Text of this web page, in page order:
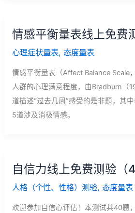
情感平衡量表线上免费
心理症状量表, 态度量表
情感平衡量表（Affect Balance Scale
人群的心理满意程度，由Bradburn（
道描述“过去几周”感受的是非题，其
5道涉及消极情感。
自信力线上免费测验（
人格（个性、性格）测验, 态度量表
欢迎参加自信心评估！本测试共40题